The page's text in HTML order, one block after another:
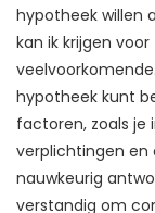
hypotheek willen
kan ik krijgen
hypotheek kunt
factoren, zoals je
verplichtingen
nauwkeurig
verstandig om